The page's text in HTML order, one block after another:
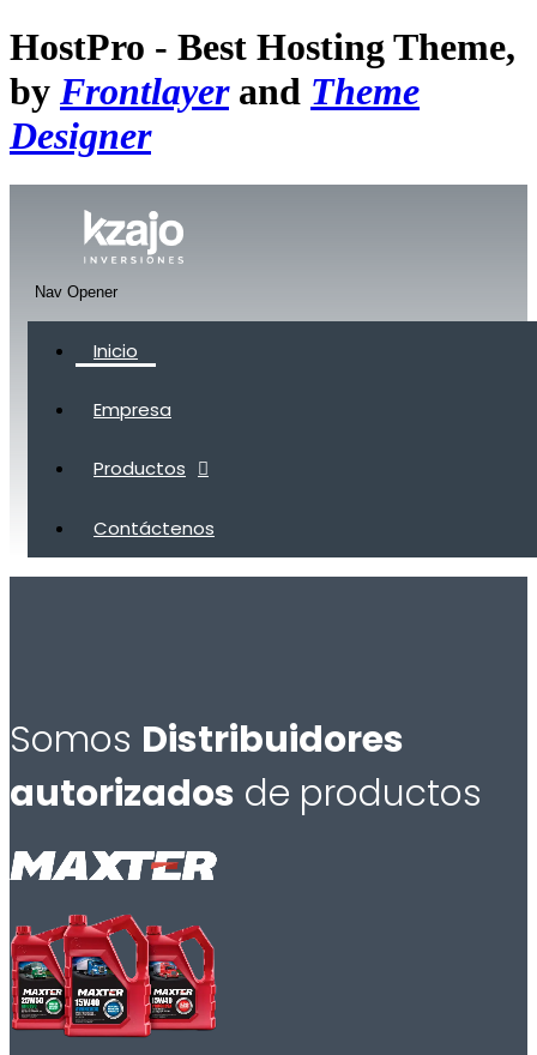
HostPro - Best Hosting Theme,
by Frontlayerand Theme
Designer
Nav Opener
Inicio
Empresa
Productos
Contáctenos
Somos Distribuidores
autorizados de productos